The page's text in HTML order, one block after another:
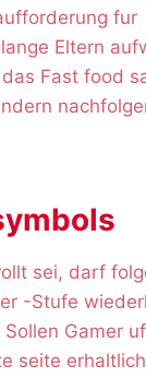
fur
Eltern
Fast food
sei, darf
-Stufe
Gamer
seite